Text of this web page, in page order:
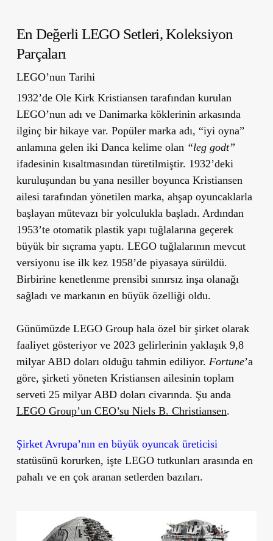
En Değerli LEGO Setleri, Koleksiyon
Parçaları
LEGO’nun Tarihi
1932’de Ole Kirk Kristiansen tarafından kurulan
LEGO’nun adı ve Danimarka köklerinin arkasında
ilginç bir hikaye var. Popüler marka adı, “iyi oyna”
anlamına gelen iki Danca kelime olan “leg godt”
ifadesinin kısaltmasından türetilmiştir. 1932’deki
kuruluşundan bu yana nesiller boyunca Kristiansen
ailesi tarafından yönetilen marka, ahşap oyuncaklarla
başlayan mütevazı bir yolculukla başladı. Ardından
1953’te otomatik plastik yapı tuğlalarına geçerek
büyük bir sıçrama yaptı. LEGO tuğlalarının mevcut
versiyonu ise ilk kez 1958’de piyasaya sürüldü.
Birbirine kenetlenme prensibi sınırsız inşa olanağı
sağladı ve markanın en büyük özelliği oldu.
Günümüzde LEGO Group hala özel bir şirket olarak
faaliyet gösteriyor ve 2023 gelirlerinin yaklaşık 9,8
milyar ABD doları olduğu tahmin ediliyor. Fortune’a
göre, şirketi yöneten Kristiansen ailesinin toplam
serveti 25 milyar ABD doları civarında. Şu anda
LEGO Group’un CEO’su Niels B. Christiansen.
Şirket Avrupa’nın en büyük oyuncak üreticisi
statüsünü korurken, işte LEGO tutkunları arasında en
pahalı ve en çok aranan setlerden bazıları.